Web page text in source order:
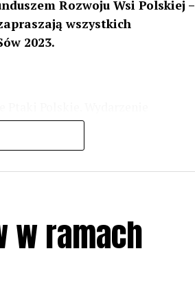
Rozwoju Wsi Polskiej –
wszystkich
2023.
przedstawionego na
się w aktywne
grillu.Na wydarzenie obowiązują
w ramach